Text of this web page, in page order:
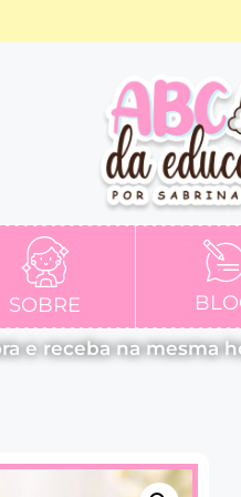
SOBRE
e receba na mesma